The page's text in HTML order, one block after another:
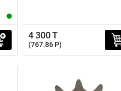
4 300 T
(767.86 P)